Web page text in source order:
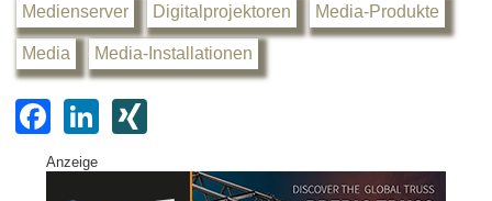
Medienserver Digitalprojektoren Media-Produkte
Media Media-Installationen
F
a
c
Li
k
G
Anzeige